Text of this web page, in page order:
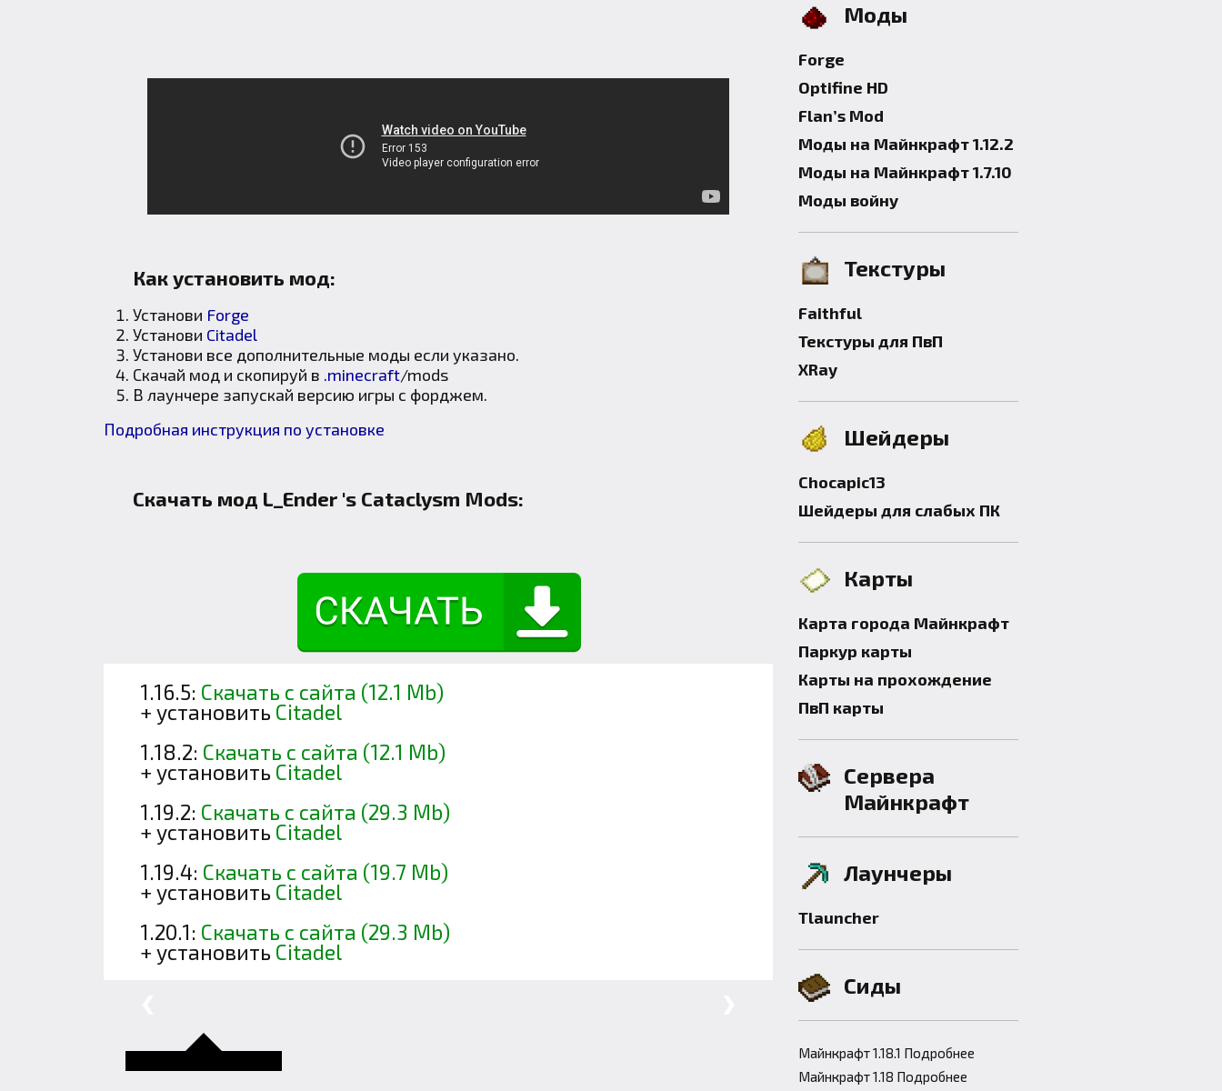
Как установить мод:
Установи Forge
Установи Citadel
Установи все дополнительные моды если указано.
Скачай мод и скопируй в .minecraft/mods
В лаунчере запускай версию игры с форджем.
Подробная инструкция по установке
Скачать мод L_Ender 's Cataclysm Mods:
1.16.5: Скачать с сайта (12.1 Mb)
+ установить Citadel
1.18.2: Скачать с сайта (12.1 Mb)
+ установить Citadel
1.19.2: Скачать с сайта (29.3 Mb)
+ установить Citadel
1.19.4: Скачать с сайта (19.7 Mb)
+ установить Citadel
1.20.1: Скачать с сайта (29.3 Mb)
+ установить Citadel
Моды
Forge
Optifine HD
Flan’s Mod
Моды на Майнкрафт 1.12.2
Моды на Майнкрафт 1.7.10
Моды войну
Текстуры
Faithful
Текстуры для ПвП
XRay
Шейдеры
Chocapic13
Шейдеры для слабых ПК
Карты
Карта города Майнкрафт
Паркур карты
Карты на прохождение
ПвП карты
Сервера
Майнкрафт
Лаунчеры
Tlauncher
Сиды
Майнкрафт 1.18.1 Подробнее
Майнкрафт 1.18 Подробнее